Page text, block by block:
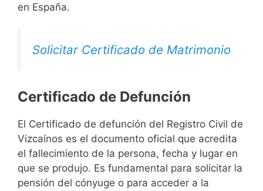
en España.
Solicitar Certificado de Matrimonio
Certificado de Defunción
El Certificado de defunción del Registro Civil de
Vizcaínos es el documento oficial que acredita
el fallecimiento de la persona, fecha y lugar en
que se produjo. Es fundamental para solicitar la
pensión del cónyuge o para acceder a la